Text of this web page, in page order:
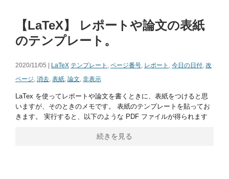
【LaTeX】 レポートや論文の表紙
のテンプレート。
2020/11/05 | LaTeX テンプレート , ページ番号, レポート , 今日の日付, 改
ページ, 消去, 表紙, 論文, 非表示
LaTex を使ってレポートや論文を書くときに、表紙をつけると思
いますが、そのときのメモです。 表紙のテンプレートを貼ってお
きます。 実行すると、以下のような PDF ファイルが得られます
続きを見る